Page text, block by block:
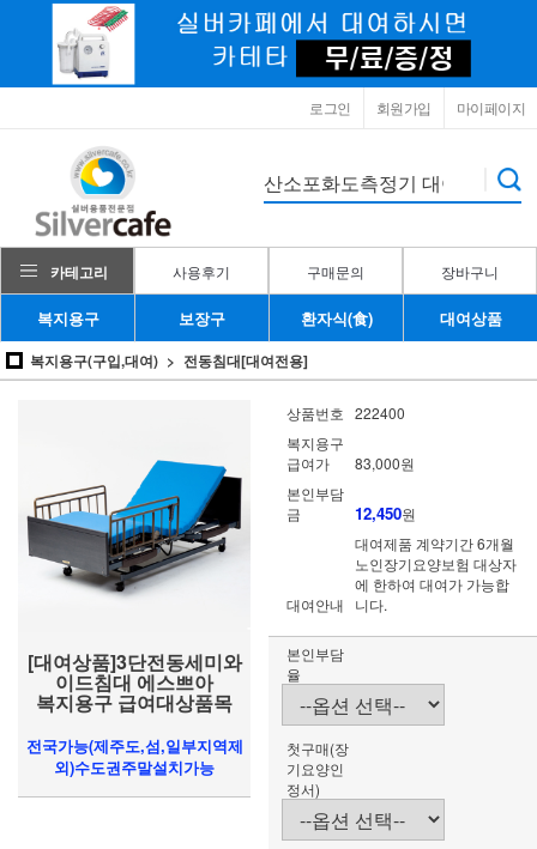
마이페이지
회원가입
로그인
카테고리 사용후기 구매문의 장바구니
복지용구 보장구 환자식(食) 대여상품
복지용구(구입,대여) 전동침대[대여전용]
[대여상품]3단전동세미와
이드침대 에스쁘아
복지용구 급여대상품목
전국가능(제주도,섬,일부지역제
외)수도권주말설치가능
상품번호 222400
복지용구
급여가
83,000원
본인부담
금
12,450원
대여안내
대여제품 계약기간 6개월
노인장기요양보험 대상자
에 한하여 대여가 가능합
니다.
본인부담
율
첫구매(장
기요양인
정서)